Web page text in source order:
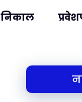
निकाल